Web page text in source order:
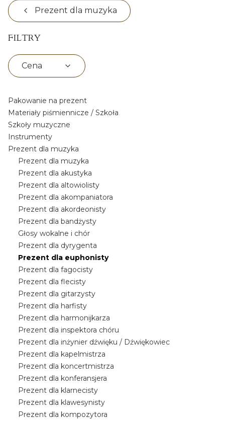
Prezent dla muzyka
FILTRY
Cena
Pakowanie na prezent
Materiały piśmiennicze / Szkoła
Szkoły muzyczne
Instrumenty
Prezent dla muzyka
Prezent dla muzyka
Prezent dla akustyka
Prezent dla altowiolisty
Prezent dla akompaniatora
Prezent dla akordeonisty
Prezent dla bandżysty
Głosy wokalne i chór
Prezent dla dyrygenta
Prezent dla euphonisty
Prezent dla fagocisty
Prezent dla flecisty
Prezent dla gitarzysty
Prezent dla harfisty
Prezent dla harmonijkarza
Prezent dla inspektora chóru
Prezent dla inżynier dźwięku / Dźwiękowiec
Prezent dla kapelmistrza
Prezent dla koncertmistrza
Prezent dla konferansjera
Prezent dla klarnecisty
Prezent dla klawesynisty
Prezent dla kompozytora